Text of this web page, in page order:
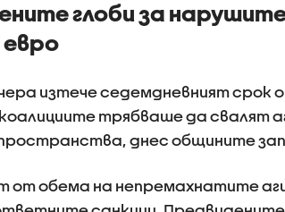
глоби за
евро
изтече седемдневният срок
трябваше да свалят
днес общините
от обема на непремахнатите